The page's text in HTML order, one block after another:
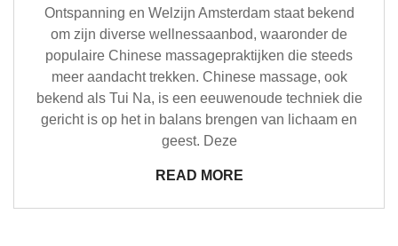
Ontspanning en Welzijn Amsterdam staat bekend
om zijn diverse wellnessaanbod, waaronder de
populaire Chinese massagepraktijken die steeds
meer aandacht trekken. Chinese massage, ook
bekend als Tui Na, is een eeuwenoude techniek die
gericht is op het in balans brengen van lichaam en
geest. Deze
READ MORE